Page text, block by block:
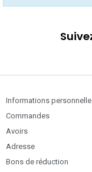
Informations
Commandes
Avoirs
Adresse
Bons de réduction